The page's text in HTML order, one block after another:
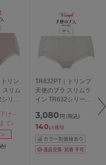
リン
スリム
リー
げ～
で♪
)
TR632PT｜トリンプ
天使のブラ スリムラ
イン TR632シリーズ
ツ M/L
3,080 円 (税込)
140pt獲得